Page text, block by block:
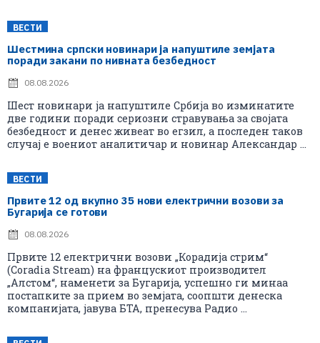
ВЕСТИ
Шестмина српски новинари ја напуштиле земјата
поради закани по нивната безбедност
08.08.2026
Шест новинари ја напуштиле Србија во изминатите
две години поради сериозни стравувања за својата
безбедност и денес живеат во егзил, а последен таков
случај е воениот аналитичар и новинар Александар ...
ВЕСТИ
Првите 12 од вкупно 35 нови електрични возови за
Бугарија се готови
08.08.2026
Првите 12 електрични возови „Корадија стрим“
(Coradia Stream) на францускиот производител
„Алстом“, наменети за Бугарија, успешно ги минаа
постапките за прием во земјата, соопшти денеска
компанијата, јавува БТА, пренесува Радио ...